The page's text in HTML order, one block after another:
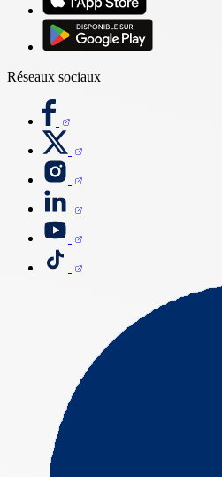
Réseaux sociaux